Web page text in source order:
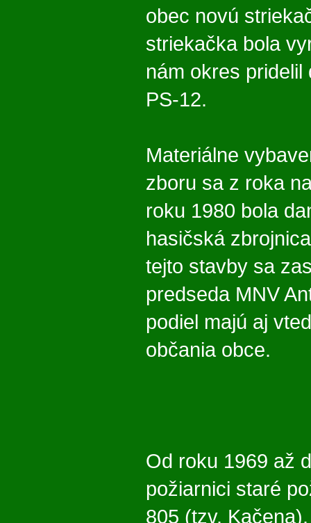
obec novú
striekačka bola
nám okres
PS-12.
Materiálne
zboru sa z roka
roku 1980 bola
hasičská
tejto stavby sa
predseda MNV
podiel majú aj
občania obce.
Od roku 1969 až
požiarnici staré
805 (tzv.